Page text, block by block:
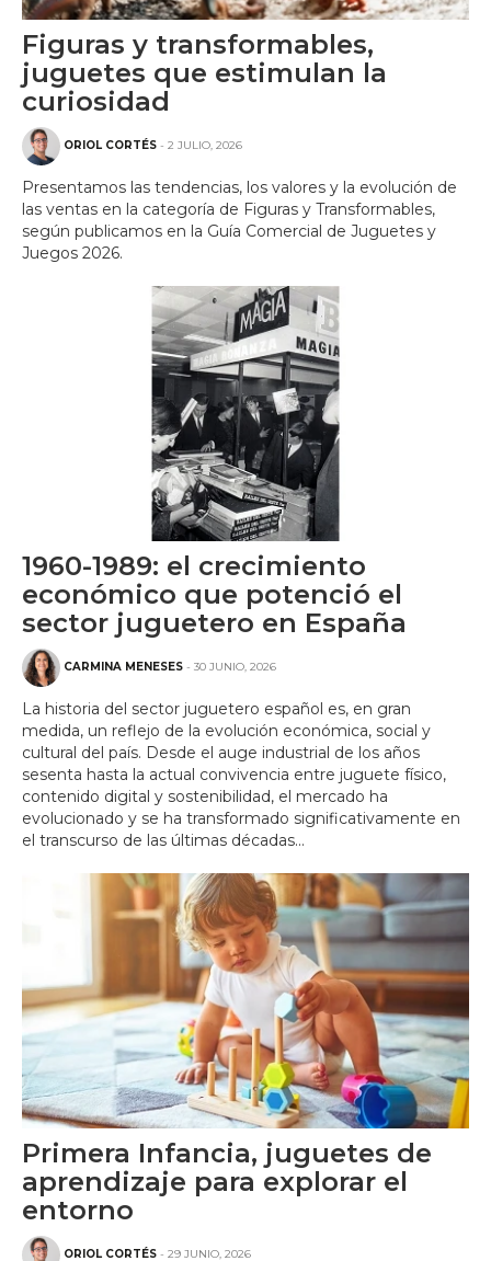
Figuras y transformables,
juguetes que estimulan la
curiosidad
ORIOL CORTÉS - 2 JULIO, 2026
Presentamos las tendencias, los valores y la evolución de
las ventas en la categoría de Figuras y Transformables,
según publicamos en la Guía Comercial de Juguetes y
Juegos 2026.
1960-1989: el crecimiento
económico que potenció el
sector juguetero en España
CARMINA MENESES - 30 JUNIO, 2026
La historia del sector juguetero español es, en gran
medida, un reflejo de la evolución económica, social y
cultural del país. Desde el auge industrial de los años
sesenta hasta la actual convivencia entre juguete físico,
contenido digital y sostenibilidad, el mercado ha
evolucionado y se ha transformado significativamente en
el transcurso de las últimas décadas...
Primera Infancia, juguetes de
aprendizaje para explorar el
entorno
ORIOL CORTÉS - 29 JUNIO, 2026